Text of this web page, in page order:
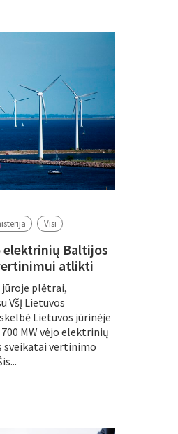
Visi
elektrinių Baltijos
atlikti
plėtrai,
VšĮ Lietuvos
Lietuvos jūrinėje
MW vėjo elektrinių
sveikatai vertinimo